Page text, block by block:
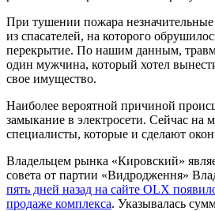
При тушении пожара
из спасателей, на которого
перекрытие. По нашим данным,
один мужчина, который хотел
свое имущество.
Наиболее вероятной причиной
замыкание в электросети. Сейчас на
специалисты, которые и сделают
Владельцем рынка «Кировский»
совета от партии «Видродження»
пять дней назад на сайте OLX
продаже комплекса. Указывалась